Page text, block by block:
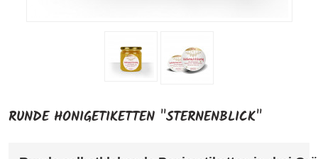
RUNDE HONIGETIKETTEN "STERNENBLICK"